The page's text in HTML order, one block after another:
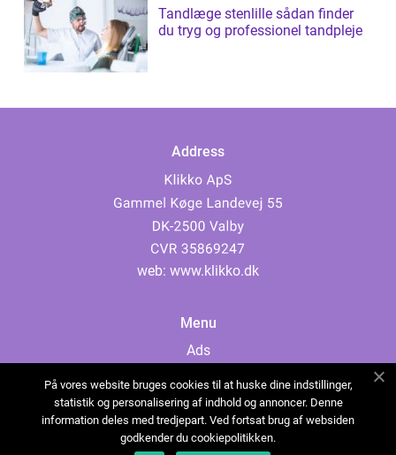
Tandlæge stenlille sådan finder
du tryg og professionel tandpleje
Address
web: www.klikko.dk
Menu
Ads
Cookies
Contact
Sitemap
På vores website bruges cookies til at huske dine indstillinger,
statistik og personalisering af indhold og annoncer. Denne
information deles med tredjepart. Ved fortsat brug af websiden
godkender du cookiepolitikken.